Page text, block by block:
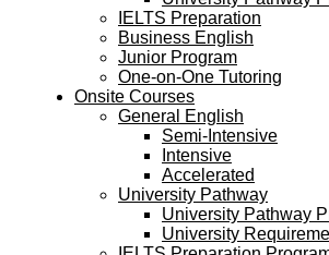
IELTS Preparation
Business English
Junior Program
One-on-One Tutoring
Onsite Courses
General English
Semi-Intensive
Intensive
Accelerated
University Pathway
University Pathway
University